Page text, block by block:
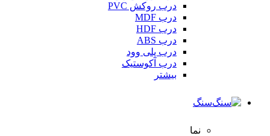
درب روکش PVC
درب MDF
درب HDF
درب ABS
درب پلی وود
درب آکوستیک
بیشتر
سنگ
نما